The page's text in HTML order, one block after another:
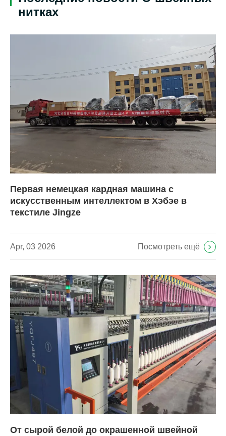
нитках
Первая немецкая кардная машина с
искусственным интеллектом в Хэбэе в
текстиле Jingze
Apr, 03 2026 Посмотреть ещё
От сырой белой до окрашенной швейной